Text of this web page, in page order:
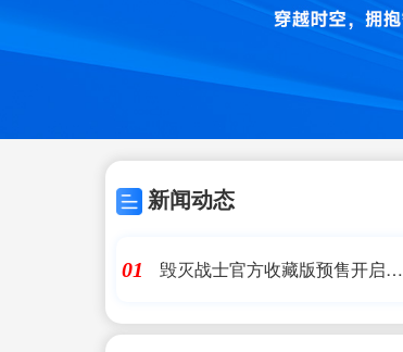
新闻动态
01
毁灭战士官方收藏版预售开启！